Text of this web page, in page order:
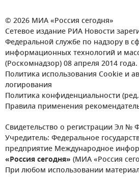
© 2026 МИА «Россия сегодня»
Сетевое издание РИА Новости
Федеральной службе по надзору в
информационных технологий и
(Роскомнадзор) 08 апреля 2014 года.
Политика использования Cookie и
логирования
Политика конфиденциальности (ред.
Правила применения
Свидетельство о регистрации Эл №
Учредитель: Федеральное
предприятие Международное
«Россия сегодня» (МИА «Россия
При любом использовании